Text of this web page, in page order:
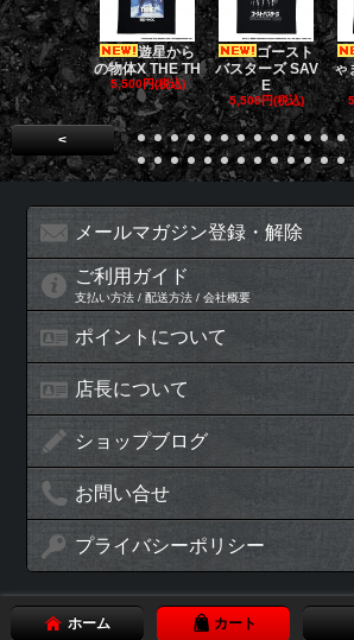
遊星から
の物体X THE TH
5,500円(税込)
ゴースト
バスターズ SAV
E
5,500円(税込)
ゃ
<
メールマガジン登録・解除
ご利用ガイド
支払い方法 / 配送方法 / 会社概要
ポイントについて
店長について
ショップブログ
お問い合せ
プライバシーポリシー
ホーム カート